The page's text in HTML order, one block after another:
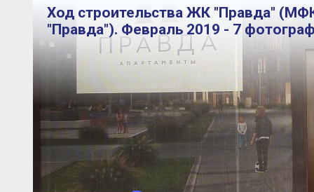
Ход строительства ЖК "Правда"
"Правда"). Февраль 2019 - 7